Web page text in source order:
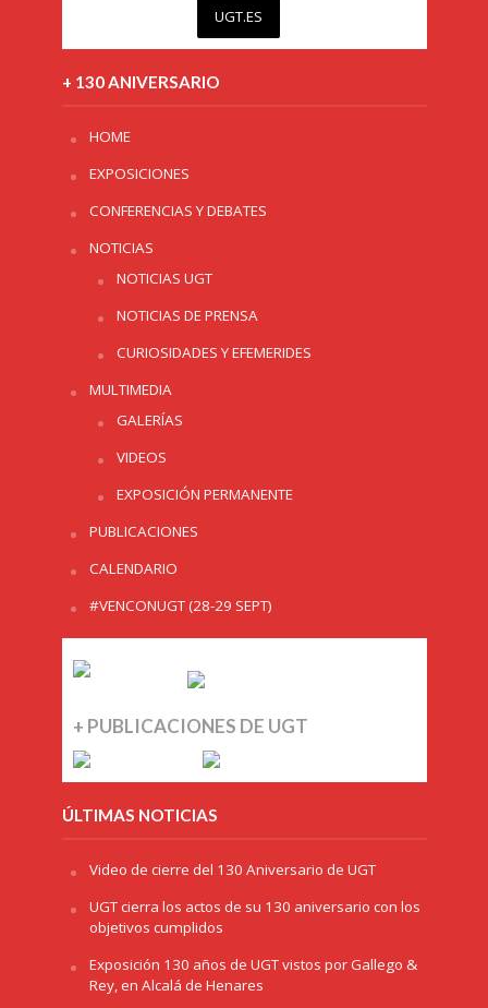
UGT.ES
+ 130 ANIVERSARIO
HOME
EXPOSICIONES
CONFERENCIAS Y DEBATES
NOTICIAS
NOTICIAS UGT
NOTICIAS DE PRENSA
CURIOSIDADES Y EFEMERIDES
MULTIMEDIA
GALERÍAS
VIDEOS
EXPOSICIÓN PERMANENTE
PUBLICACIONES
CALENDARIO
#VENCONUGT (28-29 SEPT)
+ PUBLICACIONES DE UGT
ÚLTIMAS NOTICIAS
Video de cierre del 130 Aniversario de UGT
UGT cierra los actos de su 130 aniversario con los
objetivos cumplidos
Exposición 130 años de UGT vistos por Gallego &
Rey, en Alcalá de Henares